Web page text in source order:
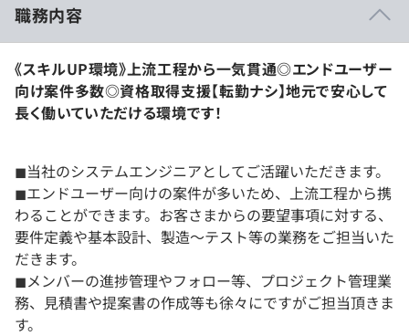
職務内容
《スキルUP環境》上流工程から一気貫通◎エンドユーザー
向け案件多数◎資格取得支援【転勤ナシ】地元で安心して
長く働いていただける環境です！
◼︎当社のシステムエンジニアとしてご活躍いただきます。
◼︎エンドユーザー向けの案件が多いため、上流工程から携
わることができます。お客さまからの要望事項に対する、
要件定義や基本設計、製造～テスト等の業務をご担当いた
だきます。
◼︎メンバーの進捗管理やフォロー等、プロジェクト管理業
務、見積書や提案書の作成等も徐々にですがご担当頂きま
す。